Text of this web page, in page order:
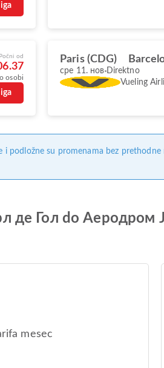
Počni od
osobi
Paris (CDG)
сре 11. нов Direktno
Vueling
podložne su promenama bez
Гол do Аеродром
mesec